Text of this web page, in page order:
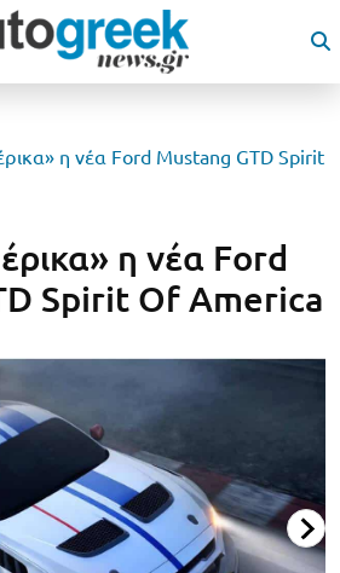
η νέα Ford Mustang GTD Spirit
η νέα Ford
Spirit Of America